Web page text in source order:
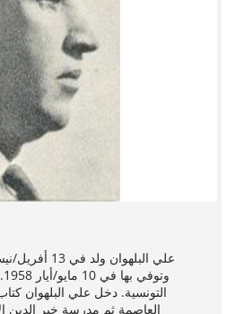
التونسية. دخل علي البلهوان
العاصمة ثم مدرسة خير الدين